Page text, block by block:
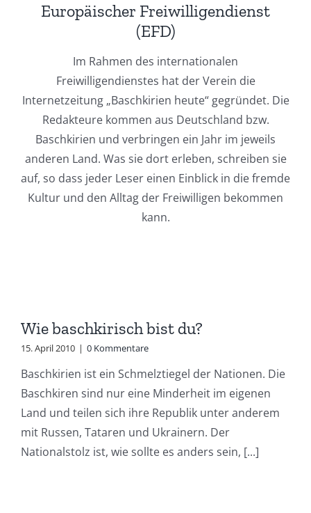
Europäischer Freiwilligendienst
(EFD)
Im Rahmen des internationalen
Freiwilligendienstes hat der Verein die
Internetzeitung „Baschkirien heute“ gegründet. Die
Redakteure kommen aus Deutschland bzw.
Baschkirien und verbringen ein Jahr im jeweils
anderen Land. Was sie dort erleben, schreiben sie
auf, so dass jeder Leser einen Einblick in die fremde
Kultur und den Alltag der Freiwilligen bekommen
kann.
Wie baschkirisch bist du?
15. April 2010 | 0 Kommentare
Baschkirien ist ein Schmelztiegel der Nationen. Die
Baschkiren sind nur eine Minderheit im eigenen
Land und teilen sich ihre Republik unter anderem
mit Russen, Tataren und Ukrainern. Der
Nationalstolz ist, wie sollte es anders sein, [...]